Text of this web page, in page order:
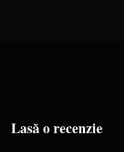
Lasă o recenzie